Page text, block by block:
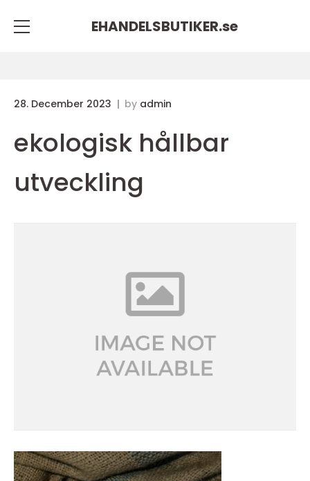
EHANDELSBUTIKER.se
28. December 2023 by admin
ekologisk hållbar
utveckling